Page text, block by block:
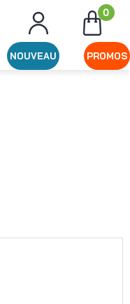
0
NOUVEAU PROMOS